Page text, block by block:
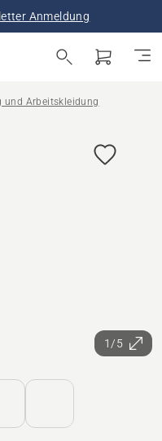
Anmeldung
und Arbeitskleidung
1/5